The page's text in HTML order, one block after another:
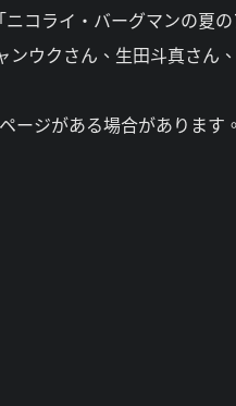
コライ・バーグマンの夏
ウクさん、生田斗真さん
ージがある場合があります。